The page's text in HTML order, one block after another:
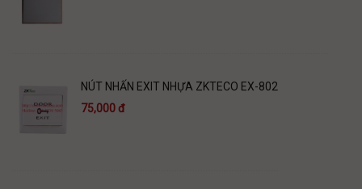
NÚT NHẤN EXIT NHỰA ZKTECO EX-802
75,000 đ